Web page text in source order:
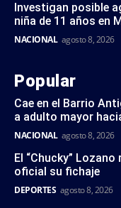
Investigan posible
niña de 11 años en
NACIONAL agosto 8, 2026
Popular
Cae en el Barrio
a adulto mayor
NACIONAL agosto 8, 2026
El “Chucky”
oficial su fichaje
DEPORTES agosto 8, 2026